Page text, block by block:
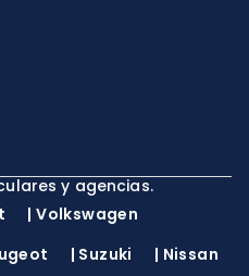
y agencias.
|Volkswagen
| Suzuki | Nissan